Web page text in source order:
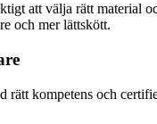
att välja rätt material
och mer lättskött.
rätt kompetens och